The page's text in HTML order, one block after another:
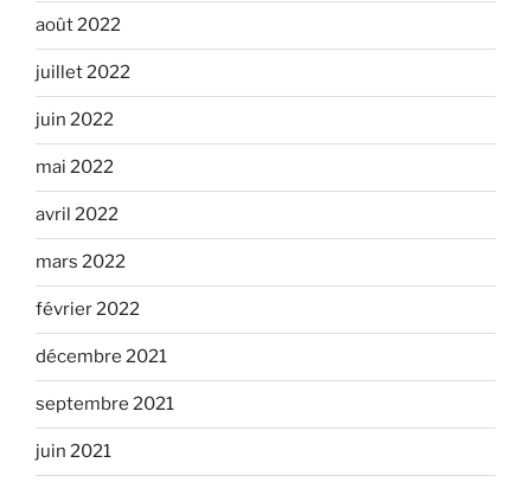
août 2022
juillet 2022
juin 2022
mai 2022
avril 2022
mars 2022
février 2022
décembre 2021
septembre 2021
juin 2021